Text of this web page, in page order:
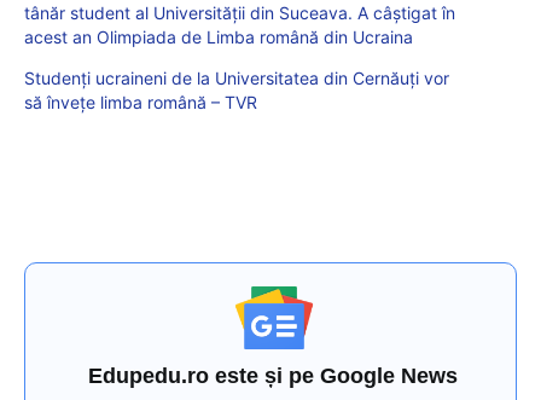
tânăr student al Universității din Suceava. A câștigat în
acest an Olimpiada de Limba română din Ucraina
Studenți ucraineni de la Universitatea din Cernăuţi vor
să învețe limba română – TVR
Edupedu.ro este și pe Google News